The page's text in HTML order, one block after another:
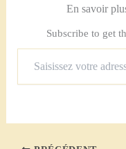
En savoir
Subscribe to get
votre
adresse